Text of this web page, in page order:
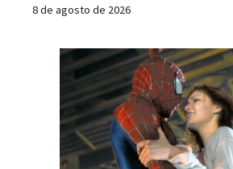
8 de agosto de 2026